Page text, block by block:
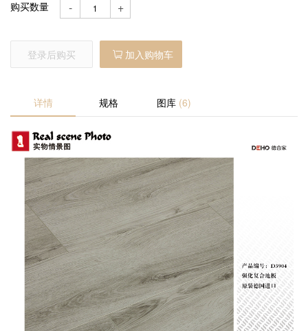
购买数量
- +
登录后购买 加入购物车
详情 规格 图库 (6)